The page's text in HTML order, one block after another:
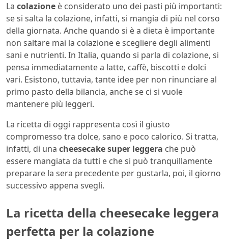
La colazione è considerato uno dei pasti più importanti:
se si salta la colazione, infatti, si mangia di più nel corso
della giornata. Anche quando si è a dieta è importante
non saltare mai la colazione e scegliere degli alimenti
sani e nutrienti. In Italia, quando si parla di colazione, si
pensa immediatamente a latte, caffè, biscotti e dolci
vari. Esistono, tuttavia, tante idee per non rinunciare al
primo pasto della bilancia, anche se ci si vuole
mantenere più leggeri.
La ricetta di oggi rappresenta così il giusto
compromesso tra dolce, sano e poco calorico. Si tratta,
infatti, di una cheesecake super leggera che può
essere mangiata da tutti e che si può tranquillamente
preparare la sera precedente per gustarla, poi, il giorno
successivo appena svegli.
La ricetta della cheesecake leggera
perfetta per la colazione